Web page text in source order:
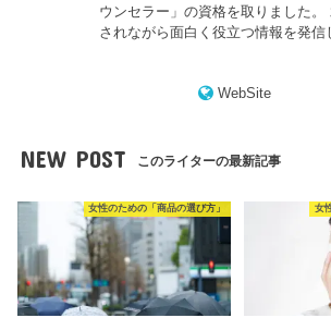
ウンセラー」の資格を取りました。
されながら面白く役立つ情報を発信
WebSite
NEW POST このライターの最新記事
女性のための「商品の選び方」 女